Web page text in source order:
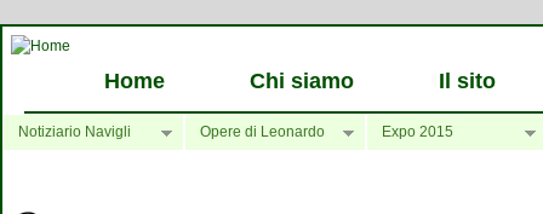
Home Chi siamo Il sito
Notiziario Navigli Opere di Leonardo Expo 2015